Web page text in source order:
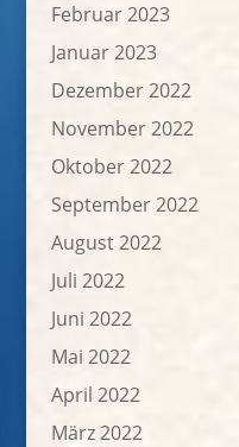
Februar 2023
Januar 2023
Dezember 2022
November 2022
Oktober 2022
September 2022
August 2022
Juli 2022
Juni 2022
Mai 2022
April 2022
März 2022